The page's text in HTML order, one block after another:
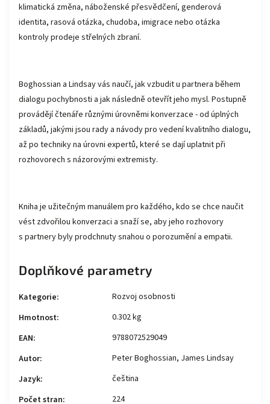
klimatická změna, náboženské přesvědčení, genderová
identita, rasová otázka, chudoba, imigrace nebo otázka
kontroly prodeje střelných zbraní.
Boghossian a Lindsay vás naučí, jak vzbudit u partnera během
dialogu pochybnosti a jak následně otevřít jeho mysl. Postupně
provádějí čtenáře různými úrovněmi konverzace - od úplných
základů, jakými jsou rady a návody pro vedení kvalitního dialogu,
až po techniky na úrovni expertů, které se dají uplatnit při
rozhovorech s názorovými extremisty.
Kniha je užitečným manuálem pro každého, kdo se chce naučit
vést zdvořilou konverzaci a snaží se, aby jeho rozhovory
s partnery byly prodchnuty snahou o porozumění a empatii.
Doplňkové parametry
Kategorie:
Rozvoj osobnosti
Hmotnost:
0.302 kg
EAN:
9788072529049
Autor:
Peter Boghossian, James Lindsay
Jazyk:
čeština
Počet stran: 224